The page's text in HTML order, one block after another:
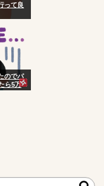
って良
のでパ
ら5万